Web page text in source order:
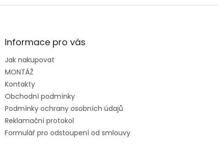
Z
aInformace pro vás
Jak nakupovat
MONTÁŽ
Kontakty
Obchodní podmínky
Podmínky ochrany osobních údajů
Reklamační protokol
Formulář pro odstoupení od smlouvy